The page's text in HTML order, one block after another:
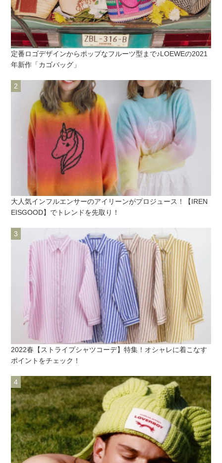
定番ロゴデザインからポップなフルーツ型まで♪LOEWEの2021
年新作「カゴバッグ」
大人気インフルエンサーのアイリーンがプロジュース！【IREN
EISGOOD】でトレンドを先取り！
2022春【ストライプシャツコーデ】特集！オシャレに着こなす
ポイントをチェック！